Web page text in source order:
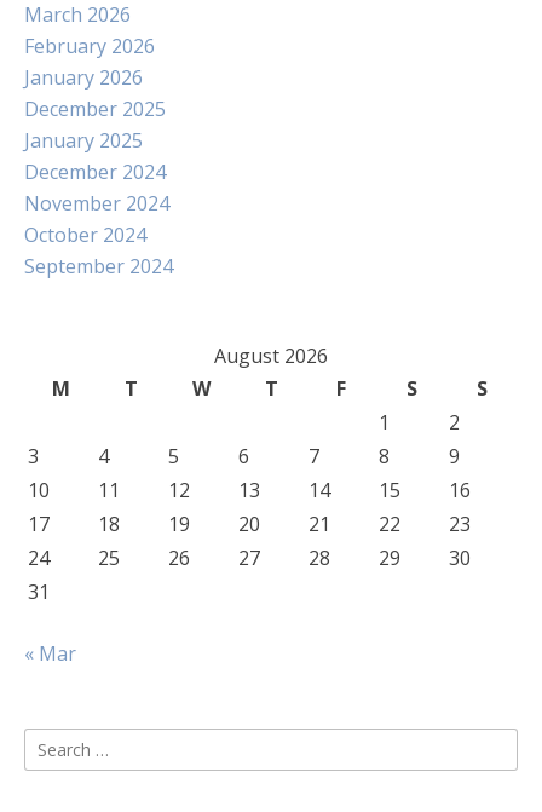
March 2026
February 2026
January 2026
December 2025
January 2025
December 2024
November 2024
October 2024
September 2024
August 2026
M
T W T F S
S
1
2
3
4 5 6 7 8
9
10
11 12 13 14 15
16
17
18 19 20 21 22
23
24
25 26 27 28 29
30
31
« Mar
Search
for: